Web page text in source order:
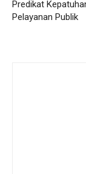
Predikat
Pelayanan Publik